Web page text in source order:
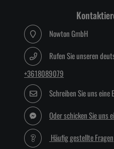
Nowton GmbH
Rufen Sie unseren
+3618089079
Schreiben Sie uns eine
Oder schicken Sie uns
Häufig gestellte Fragen